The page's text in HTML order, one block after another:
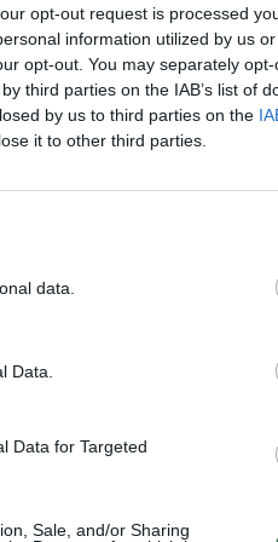
opt-out request is processed
information utilized by us
opt-out. You may separately
third parties on the IAB’s list of
by us to third parties on the
it to other third parties.
data.
Data.
Data for Targeted
Sale, and/or Sharing
Visi įrašai
cigarečių už 2,4 mln.
šalyje sumuštas visų